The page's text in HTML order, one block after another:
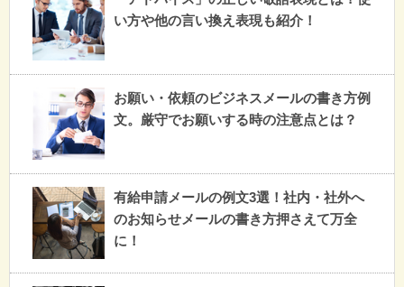
い方や他の言い換え表現も紹介！
お願い・依頼のビジネスメールの書き方例
文。厳守でお願いする時の注意点とは？
有給申請メールの例文3選！社内・社外へ
のお知らせメールの書き方押さえて万全
に！